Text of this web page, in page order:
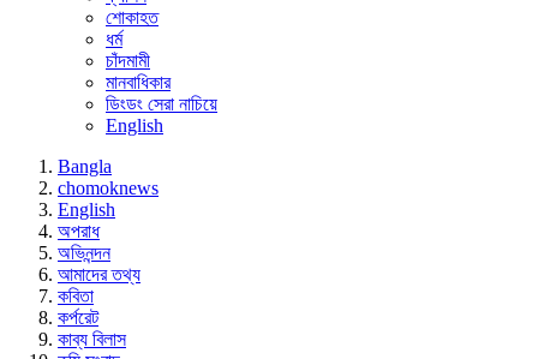
শোকাহত
ধর্ম
চাঁদমামী
মানবাধিকার
ডিংডং সেরা নাচিয়ে
English
Bangla
chomoknews
English
অপরাধ
অভিনন্দন
আমাদের তথ্য
কবিতা
কর্পরেট
কাব্য বিলাস